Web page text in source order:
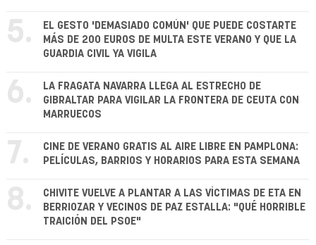
5.
EL GESTO 'DEMASIADO COMÚN' QUE PUEDE COSTARTE
MÁS DE 200 EUROS DE MULTA ESTE VERANO Y QUE LA
GUARDIA CIVIL YA VIGILA
6.
LA FRAGATA NAVARRA LLEGA AL ESTRECHO DE
GIBRALTAR PARA VIGILAR LA FRONTERA DE CEUTA CON
MARRUECOS
7.
CINE DE VERANO GRATIS AL AIRE LIBRE EN PAMPLONA:
PELÍCULAS, BARRIOS Y HORARIOS PARA ESTA SEMANA
8.
CHIVITE VUELVE A PLANTAR A LAS VÍCTIMAS DE ETA EN
BERRIOZAR Y VECINOS DE PAZ ESTALLA: "QUÉ HORRIBLE
TRAICIÓN DEL PSOE"